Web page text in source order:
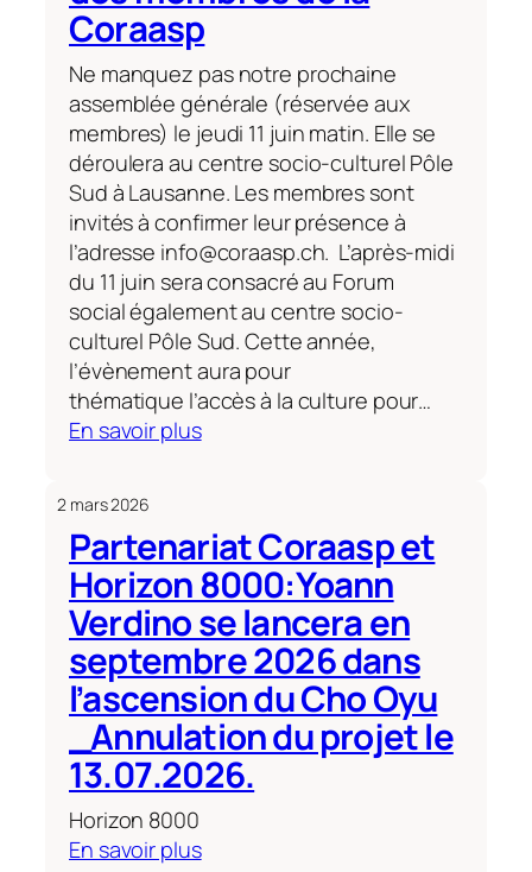
les
chemins
du
rétablissement:
Coraasp
Ne manquez pas notre prochaine
assemblée générale (réservée aux
membres) le jeudi 11 juin matin. Elle se
déroulera au centre socio-culturel Pôle
Sud à Lausanne. Les membres sont
invités à confirmer leur présence à
l’adresse info@coraasp.ch. L’après-midi
du 11 juin sera consacré au Forum
social également au centre socio-
culturel Pôle Sud. Cette année,
l’évènement aura pour
thématique l’accès à la culture pour…
En savoir plus:
Assemblée
Générale
des
membres
de
la
Coraasp
2 mars 2026
Partenariat Coraasp et
Horizon 8000:Yoann
Verdino se lancera en
septembre 2026 dans
l’ascension du Cho Oyu
_Annulation du projet le
13.07.2026.
Horizon 8000
En savoir plus: